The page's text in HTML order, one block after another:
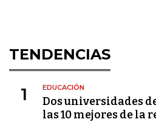
TENDENCIAS
1 EDUCACIÓN
Dos universidades
las 10 mejores de la